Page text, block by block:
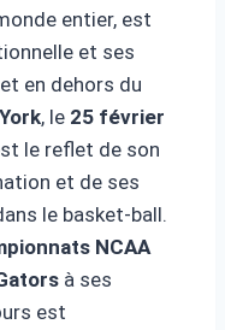
entier, est
et ses
en dehors du
, le 25 février
le reflet de son
et de ses
le basket-ball.
NCAA
à ses
est